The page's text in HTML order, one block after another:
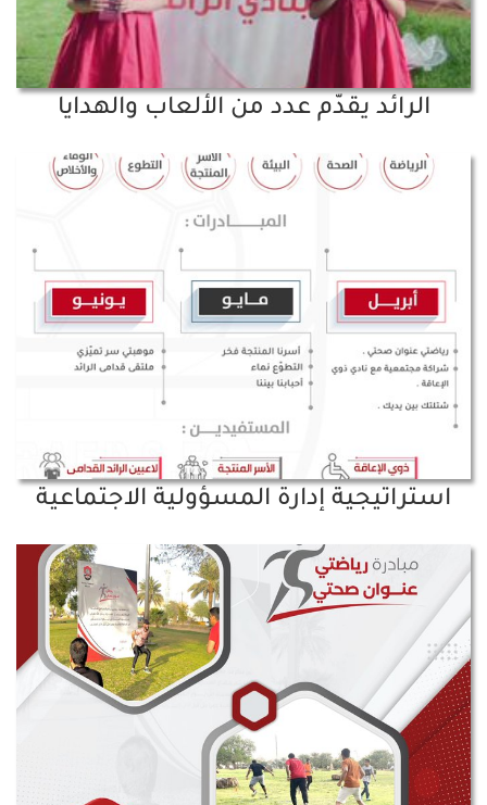
الرائد يقدّم عدد من الألعاب والهدايا
استراتيجية إدارة المسؤولية الاجتماعية